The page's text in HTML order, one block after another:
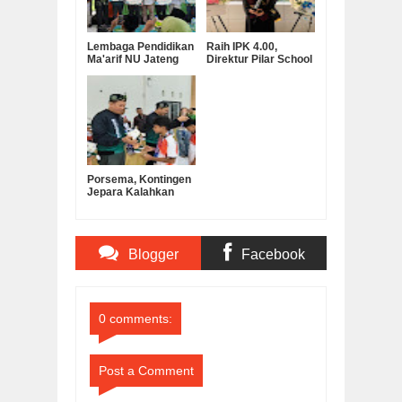
Lembaga Pendidikan
Ma'arif NU Jateng
Operasional MKKS
SMK Ma’arif
Raih IPK 4.00,
Direktur Pilar School
Porsema, Kontingen
Jepara Kalahkan
Blogger Facebook
0 comments:
Post a Comment